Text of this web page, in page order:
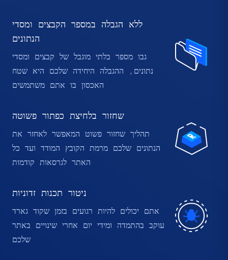
ללא הגבלה במספר הקבצים ומסדי
הנתונים
גבו מספר בלתי מוגבל של קבצים ומסדי
נתונים, ההגבלה היחידה שלכם היא שטח
האכסון בו אתם משתמשים
שחזור בלחיצת כפתור פשוטה
תהליך שחזור פשוט המאפשר לאחזר את
הנתונים שלכם מרמת הקובץ המודד ועד כל
האתר לגרסאות קודמות
ניטור תכנות זדוניות
אתם יכולים להיות רגועים בזמן שקוד גארד
עוקב בהתמדה ומידי יום אחרי שינויים באתר
שלכם